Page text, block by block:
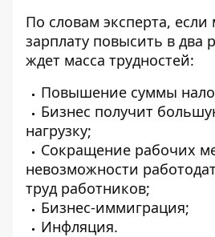
По словам эксперта,
зарплату повысить в два
ждет масса трудностей:
Повышение суммы
Бизнес получит
нагрузку;
Сокращение рабочих
невозможности
труд работников;
Бизнес-иммиграция;
Инфляция.